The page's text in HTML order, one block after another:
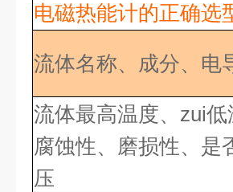
电磁热能计的正确选
流体名称、成分、电
流体最高温度、zui低
腐蚀性、磨损性、是
压